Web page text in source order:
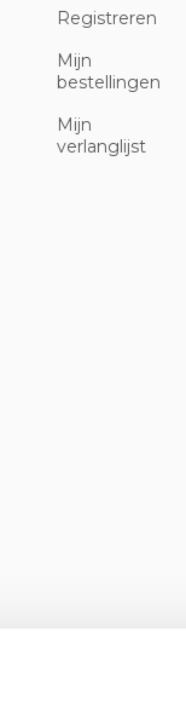
Registreren
Mijn
bestellingen
Mijn
verlanglijst